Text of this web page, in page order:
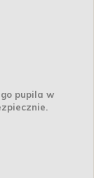
pupila w